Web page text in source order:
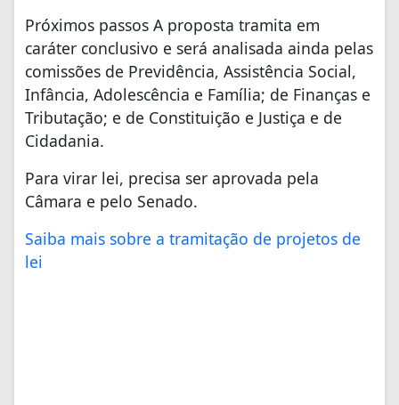
Próximos passos A proposta tramita em
caráter conclusivo e será analisada ainda pelas
comissões de Previdência, Assistência Social,
Infância, Adolescência e Família; de Finanças e
Tributação; e de Constituição e Justiça e de
Cidadania.
Para virar lei, precisa ser aprovada pela
Câmara e pelo Senado.
Saiba mais sobre a tramitação de projetos de
lei